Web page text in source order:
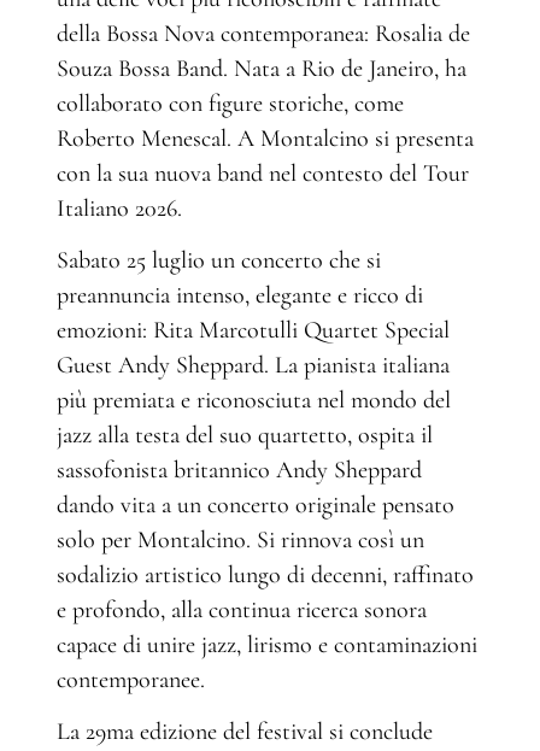
della Bossa Nova contemporanea: Rosalia de
Souza Bossa Band. Nata a Rio de Janeiro, ha
collaborato con figure storiche, come
Roberto Menescal. A Montalcino si presenta
con la sua nuova band nel contesto del Tour
Italiano 2026.
Sabato 25 luglio un concerto che si
preannuncia intenso, elegante e ricco di
emozioni: Rita Marcotulli Quartet Special
Guest Andy Sheppard. La pianista italiana
più premiata e riconosciuta nel mondo del
jazz alla testa del suo quartetto, ospita il
sassofonista britannico Andy Sheppard
dando vita a un concerto originale pensato
solo per Montalcino. Si rinnova così un
sodalizio artistico lungo di decenni, raffinato
e profondo, alla continua ricerca sonora
capace di unire jazz, lirismo e contaminazioni
contemporanee.
La 29ma edizione del festival si conclude